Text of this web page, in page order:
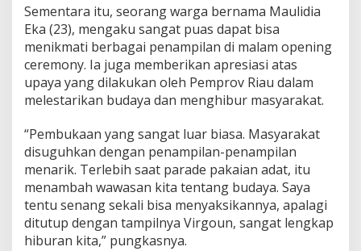
Sementara itu, seorang warga bernama Maulidia
Eka (23), mengaku sangat puas dapat bisa
menikmati berbagai penampilan di malam opening
ceremony. Ia juga memberikan apresiasi atas
upaya yang dilakukan oleh Pemprov Riau dalam
melestarikan budaya dan menghibur masyarakat.
“Pembukaan yang sangat luar biasa. Masyarakat
disuguhkan dengan penampilan-penampilan
menarik. Terlebih saat parade pakaian adat, itu
menambah wawasan kita tentang budaya. Saya
tentu senang sekali bisa menyaksikannya, apalagi
ditutup dengan tampilnya Virgoun, sangat lengkap
hiburan kita,” pungkasnya.